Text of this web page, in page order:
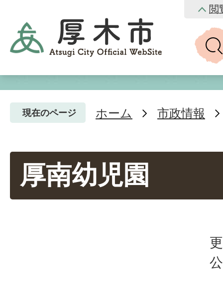
閲
現在のページ ホーム 市政情報
厚南幼児園